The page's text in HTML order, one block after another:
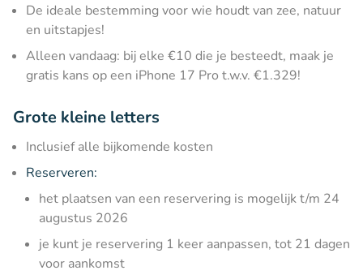
De ideale bestemming voor wie houdt van zee, natuur
en uitstapjes!
Alleen vandaag: bij elke €10 die je besteedt, maak je
gratis kans op een iPhone 17 Pro t.w.v. €1.329!
Grote kleine letters
Inclusief alle bijkomende kosten
Reserveren:
het plaatsen van een reservering is mogelijk t/m 24
augustus 2026
je kunt je reservering 1 keer aanpassen, tot 21 dagen
voor aankomst